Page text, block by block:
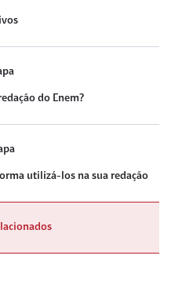
do Enem?
utilizá-los na sua redação